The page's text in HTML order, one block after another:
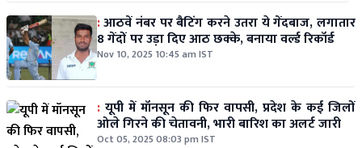
:आठवें नंबर पर बैटिंग करने उतरा ये गेंदबाज, लगातार
8 गेंदों पर उड़ा दिए आठ छक्के, बनाया वर्ल्ड रिकॉर्ड
Nov 10, 2025 10:45 am IST
: यूपी में मॉनसून की फिर वापसी, प्रदेश के कई जिलों
ओले गिरने की चेतावनी, भारी बारिश का अलर्ट जारी
Oct 05, 2025 08:03 pm IST